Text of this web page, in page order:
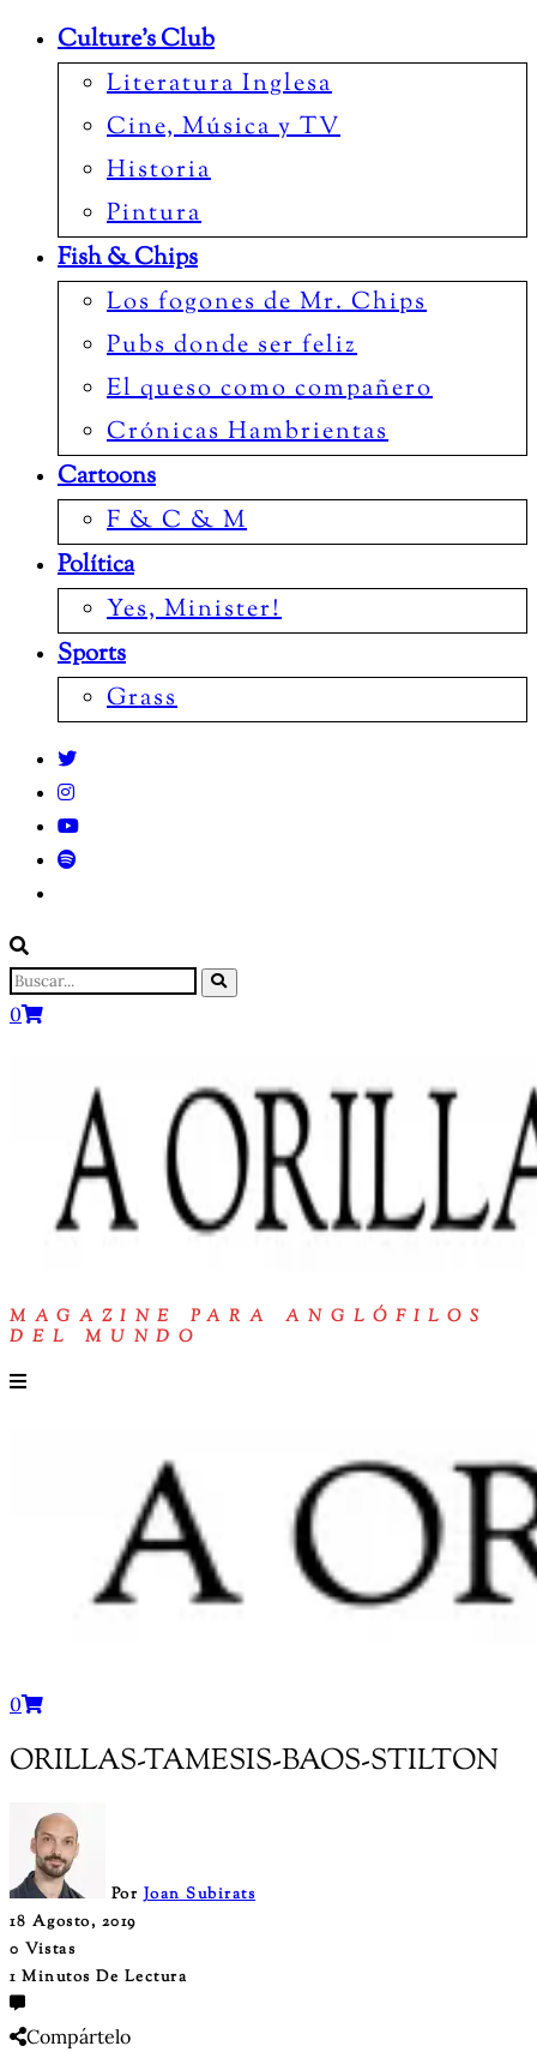
Culture’s Club
Literatura Inglesa
Cine, Música y TV
Historia
Pintura
Fish & Chips
Los fogones de Mr. Chips
Pubs donde ser feliz
El queso como compañero
Crónicas Hambrientas
Cartoons
F & C & M
Política
Yes, Minister!
Sports
Grass
0
MAGAZINE PARA ANGLÓFILOS
DEL MUNDO
0
ORILLAS-TAMESIS-BAOS-STILTON
PorJoan Subirats
18 Agosto, 2019
0 Vistas
1 Minutos De Lectura
Compártelo